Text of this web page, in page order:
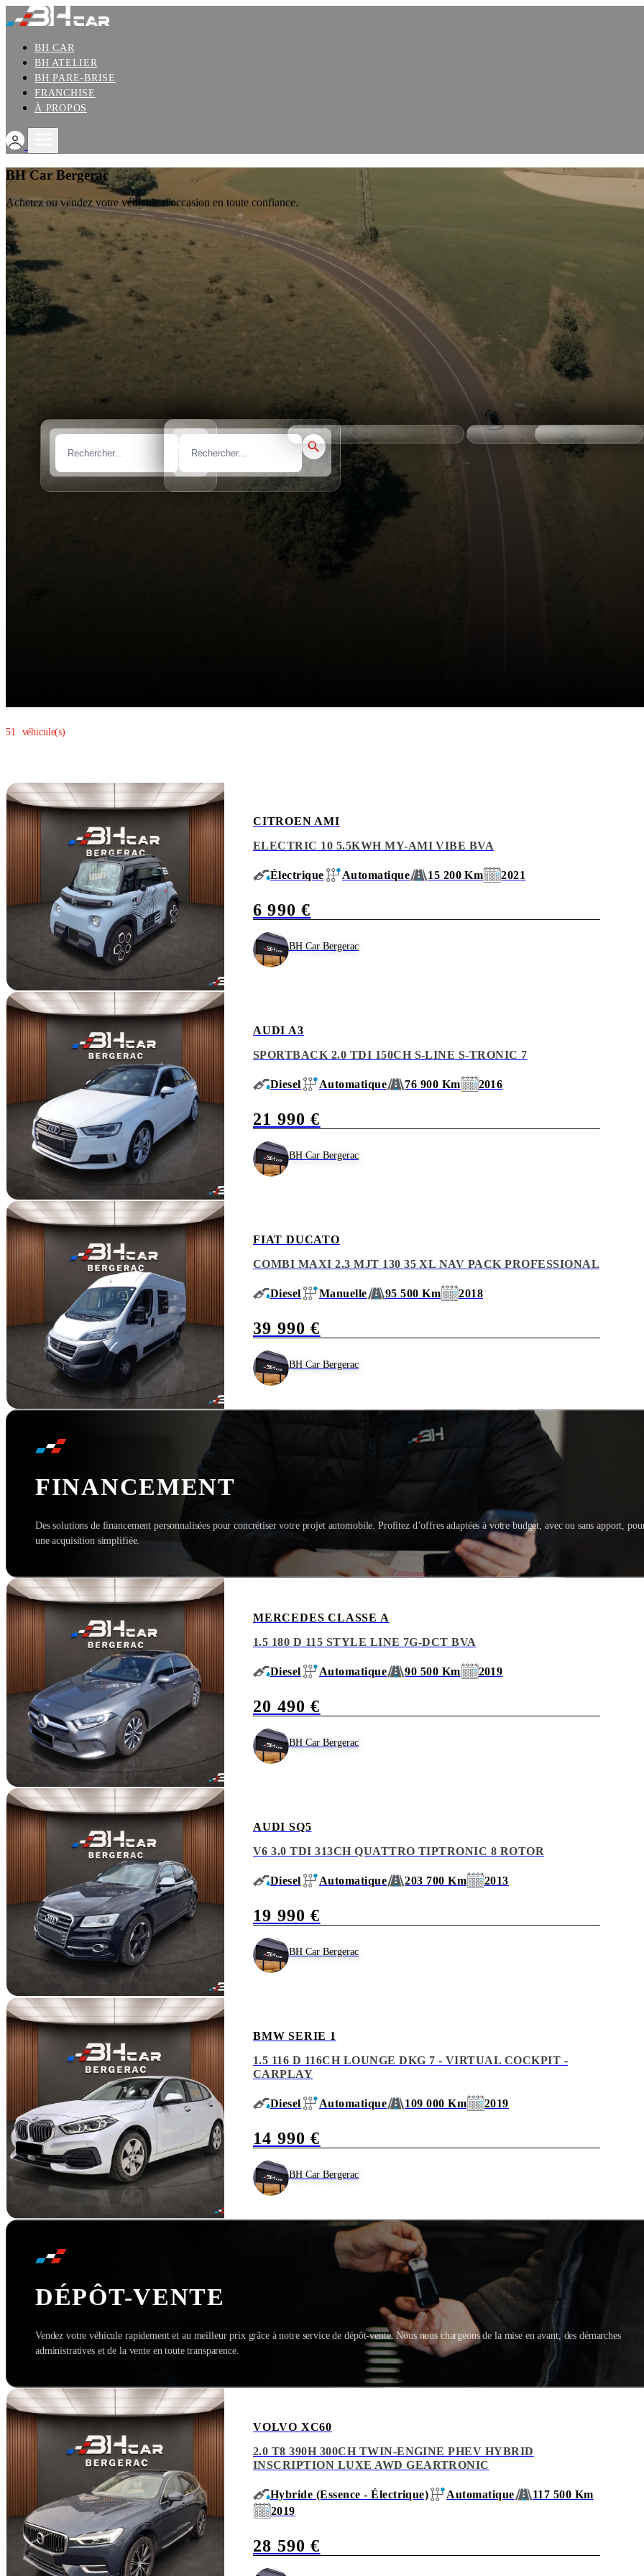
BH CAR
BH ATELIER
BH PARE-BRISE
FRANCHISE
À PROPOS
BH Car Bergerac
Achetez ou vendez votre véhicule d'occasion en toute confiance.
Nos services
Tous les marques
Modèle prix max
Sélectionner
km max
Sélectionner
Boîte de vitesse
Sélectionner
Rapide et efficace
Profitez d'un service optimisé et performant sans aucune formalité administrative à gérer.
51 véhicule(s)
CITROEN AMI
ELECTRIC 10 5.5KWH MY-AMI VIBE BVA
Électrique Automatique 15 200 Km 2021
6 990 €
BH Car Bergerac
AUDI A3
SPORTBACK 2.0 TDI 150CH S-LINE S-TRONIC 7
Diesel Automatique 76 900 Km 2016
21 990 €
BH Car Bergerac
FIAT DUCATO
COMBI MAXI 2.3 MJT 130 35 XL NAV PACK PROFESSIONAL
Diesel Manuelle 95 500 Km 2018
39 990 €
BH Car Bergerac
FINANCEMENT
Des solutions de financement personnalisées pour concrétiser votre projet automobile. Profitez d’offres adaptées à votre budget, avec ou sans apport,
une acquisition simplifiée.
MERCEDES CLASSE A
1.5 180 D 115 STYLE LINE 7G-DCT BVA
Diesel Automatique 90 500 Km 2019
20 490 €
BH Car Bergerac
AUDI SQ5
V6 3.0 TDI 313CH QUATTRO TIPTRONIC 8 ROTOR
Diesel Automatique 203 700 Km 2013
19 990 €
BH Car Bergerac
BMW SERIE 1
1.5 116 D 116CH LOUNGE DKG 7 - VIRTUAL COCKPIT -
CARPLAY
Diesel Automatique 109 000 Km 2019
14 990 €
BH Car Bergerac
DÉPÔT-VENTE
Vendez votre véhicule rapidement et au meilleur prix grâce à notre service de dépôt-vente. Nous nous chargeons de la mise en avant, des démarches
administratives et de la vente en toute transparence.
VOLVO XC60
2.0 T8 390H 300CH TWIN-ENGINE PHEV HYBRID
INSCRIPTION LUXE AWD GEARTRONIC
Hybride (Essence - Électrique) Automatique
117 500 Km
2019
28 590 €